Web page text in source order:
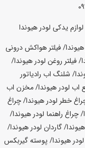
لوازم یدکی لودر هیوندا
هیوندا/ فیلتر هواکش درونی
/ فیلتر روغن لودرهیوندا/
/ شلنگ اب رادیاتور
اب لودرهیوندا/ مخزن اب
خطر لودرهیوندا/ چراغ
/ چراغ راهنما لودرهیوندا/
هیوندا/ گاردان لودرهیوندا/
هیوندا/ پوسته گیربکس